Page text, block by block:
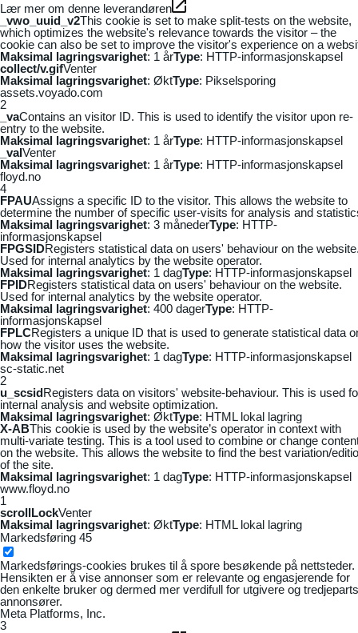
Lær mer om denne leverandøren
_vwo_uuid_v2This cookie is set to make split-tests on the website,
which optimizes the website's relevance towards the visitor – the
cookie can also be set to improve the visitor's experience on a
Maksimal lagringsvarighet: 1 årType: HTTP-informasjonskapsel
collect/v.gifVenter
Maksimal lagringsvarighet: ØktType: Pikselsporing
assets.voyado.com
2
_vaContains an visitor ID. This is used to identify the visitor upon re-
entry to the website.
Maksimal lagringsvarighet: 1 årType: HTTP-informasjonskapsel
_vaIVenter
Maksimal lagringsvarighet: 1 årType: HTTP-informasjonskapsel
floyd.no
4
FPAUAssigns a specific ID to the visitor. This allows the website to
determine the number of specific user-visits for analysis and
Maksimal lagringsvarighet: 3 månederType: HTTP-
informasjonskapsel
FPGSIDRegisters statistical data on users' behaviour on the
Used for internal analytics by the website operator.
Maksimal lagringsvarighet: 1 dagType: HTTP-informasjonskapsel
FPIDRegisters statistical data on users' behaviour on the website.
Used for internal analytics by the website operator.
Maksimal lagringsvarighet: 400 dagerType: HTTP-
informasjonskapsel
FPLCRegisters a unique ID that is used to generate statistical data
how the visitor uses the website.
Maksimal lagringsvarighet: 1 dagType: HTTP-informasjonskapsel
sc-static.net
2
u_scsidRegisters data on visitors' website-behaviour. This is used
internal analysis and website optimization.
Maksimal lagringsvarighet: ØktType: HTML lokal lagring
X-ABThis cookie is used by the website’s operator in context with
multi-variate testing. This is a tool used to combine or change
on the website. This allows the website to find the best variation/
of the site.
Maksimal lagringsvarighet: 1 dagType: HTTP-informasjonskapsel
www.floyd.no
1
scrollLockVenter
Maksimal lagringsvarighet: ØktType: HTML lokal lagring
Markedsføring 45
Markedsførings-cookies brukes til å spore besøkende på nettsteder.
Hensikten er å vise annonser som er relevante og engasjerende for
den enkelte bruker og dermed mer verdifull for utgivere og tredjeparts
annonsører.
Meta Platforms, Inc.
3